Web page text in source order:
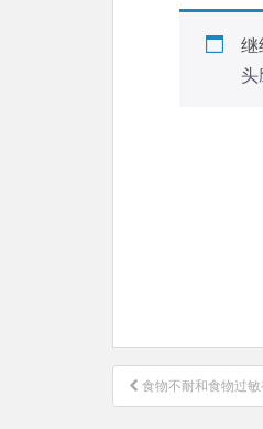
继
文
章
食物不耐和食物过敏